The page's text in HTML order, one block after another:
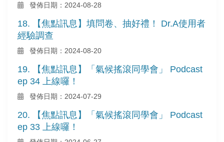
發佈日期：2024-08-28
18. 【焦點訊息】填問卷、抽好禮！ Dr.A使用者
經驗調查
發佈日期：2024-08-20
19. 【焦點訊息】「氣候搖滾同學會」 Podcast
ep 34 上線囉！
發佈日期：2024-07-29
20. 【焦點訊息】「氣候搖滾同學會」 Podcast
ep 33 上線囉！